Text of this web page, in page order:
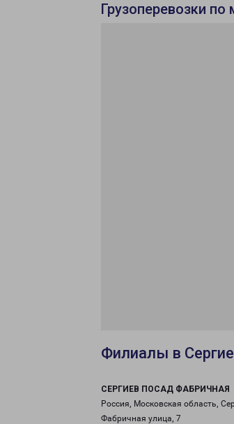
Грузоперевозки
Филиалы в
СЕРГИЕВ ПОСАД ФАБРИЧНАЯ
Россия, Московская область,
Фабричная улица, 7